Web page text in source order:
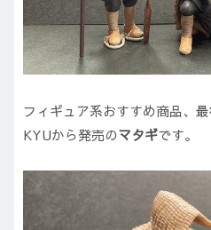
フィギュア系おすすめ商品、
KYUから発売のマタギです。